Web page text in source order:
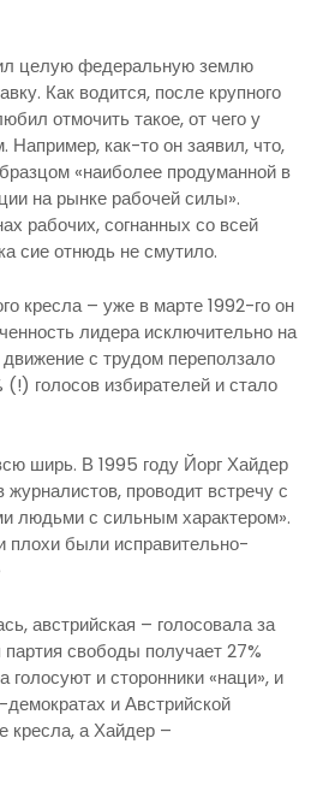
целую федеральную землю
Как водится, после крупного
отмочить такое, от чего у
как-то он заявил, что,
«наиболее продуманной в
на рынке рабочей силы».
рабочих, согнанных со всей
сие отнюдь не смутило.
кресла – уже в марте 1992-го он
лидера исключительно на
с трудом переползало
голосов избирателей и стало
ширь. В 1995 году Йорг Хайдер
проводит встречу с
людьми с сильным характером».
плохи были исправительно-
австрийская – голосовала за
свободы получает 27%
и сторонники «наци», и
и Австрийской
кресла, а Хайдер –